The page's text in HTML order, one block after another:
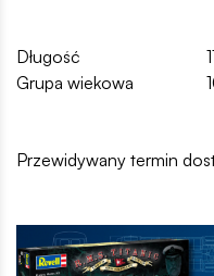
Długość
Grupa wiekowa
Przewidywany termin